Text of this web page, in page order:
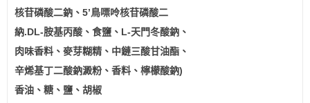
核苷磷酸二鈉、5’鳥嘌呤核苷磷酸二
納.DL-胺基丙酸、食鹽、L-天門冬酸鈉、
肉味香料、麥芽糊精、中鏈三酸甘油酯、
辛烯基丁二酸鈉澱粉、香料、檸檬酸鈉)
香油、糖、鹽、胡椒